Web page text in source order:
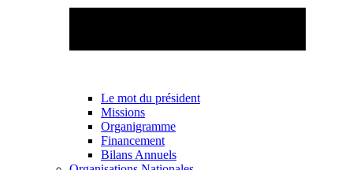
Le mot du président
Missions
Organigramme
Financement
Bilans Annuels